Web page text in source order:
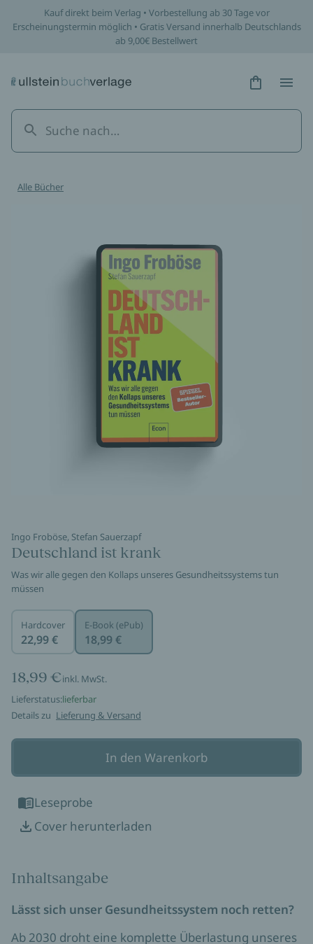
Kauf direkt beim Verlag • Vorbestellung ab 30 Tage vor
Erscheinungstermin möglich • Gratis Versand innerhalb Deutschlands
ab 9,00€ Bestellwert
Hidden
Alle Bücher
Ingo Froböse, Stefan Sauerzapf
Deutschland ist krank
Was wir alle gegen den Kollaps unseres Gesundheitssystems tun
müssen
Hardcover
22,99 €
E-Book (ePub)
18,99 €
18,99 €inkl. MwSt.
Lieferstatus:lieferbar
Details zu Lieferung & Versand
In den Warenkorb
Leseprobe
Cover herunterladen
Inhaltsangabe
Lässt sich unser Gesundheitssystem noch retten?
Ab 2030 droht eine komplette Überlastung unseres